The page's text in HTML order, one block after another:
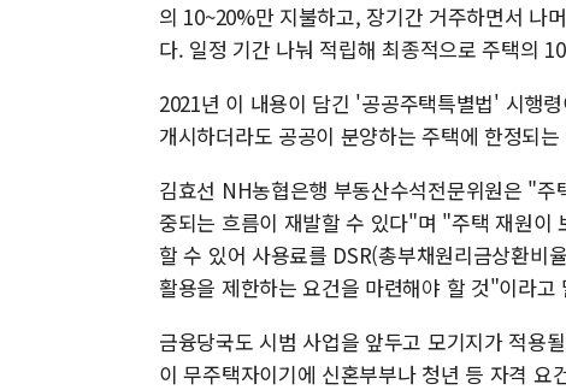
의 10~20%만 지불하고, 장기간 거주하면서 나
다. 일정 기간 나눠 적립해 최종적으로 주택의
2021년 이 내용이 담긴 '공공주택특별법' 시행
개시하더라도 공공이 분양하는 주택에 한정되
김효선 NH농협은행 부동산수석전문위원은 "
중되는 흐름이 재발할 수 있다"며 "주택 재원이
할 수 있어 사용료를 DSR(총부채원리금상환비
활용을 제한하는 요건을 마련해야 할 것"이라고
금융당국도 시범 사업을 앞두고 모기지가 적용
이 무주택자이기에 신혼부부나 청년 등 자격